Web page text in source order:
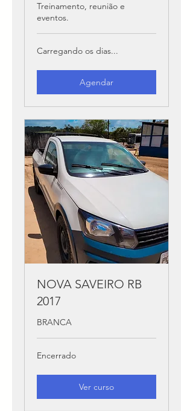
Treinamento, reunião e
eventos.
Carregando os dias...
Agendar
NOVA SAVEIRO RB
2017
BRANCA
Encerrado
Ver curso